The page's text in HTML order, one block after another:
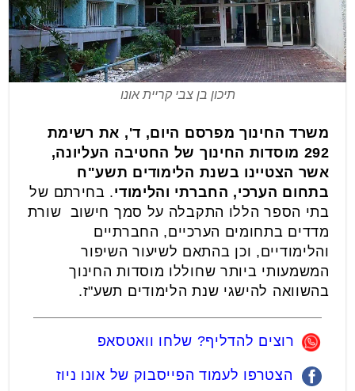
תיכון בן צבי קריית אונו
משרד החינוך מפרסם היום, ד', את רשימת
292 מוסדות החינוך של החטיבה העליונה,
אשר הצטיינו בשנת הלימודים תשע"ח
בתחום הערכי, החברתי והלימודי. בחירתם של
בתי הספר הללו התקבלה על סמך חישוב שורת
מדדים בתחומים הערכיים, החברתיים
והלימודיים, וכן בהתאם לשיעור השיפור
המשמעותי ביותר שחוללו מוסדות החינוך
בהשוואה להישגי שנת הלימודים תשע"ז.
רוצים להדליף? שלחו וואטסאפ
הצטרפו לעמוד הפייסבוק של אונו ניוז